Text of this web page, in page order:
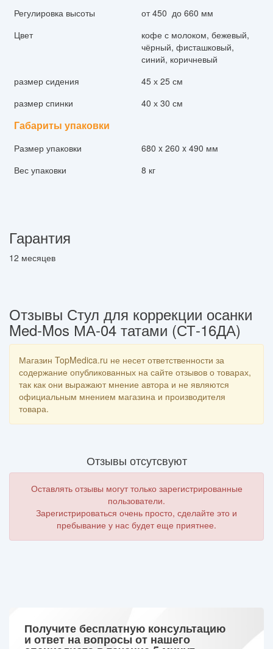
Регулировка высоты
от 450 до 660 мм
Цвет
кофе с молоком, бежевый,
чёрный, фисташковый,
синий, коричневый
размер сидения
45 х 25 см
размер спинки
40 х 30 см
Габариты упаковки
Размер упаковки
680 x 260 x 490 мм
Вес упаковки
8 кг
Гарантия
12 месяцев
Отзывы Стул для коррекции осанки
Med-Mos МА-04 татами (СТ-16ДА)
Магазин TopMedica.ru не несет ответственности за
содержание опубликованных на сайте отзывов о товарах,
так как они выражают мнение автора и не являются
официальным мнением магазина и производителя
товара.
Отзывы отсутсвуют
Оставлять отзывы могут только зарегистрированные
пользователи.
Зарегистрироваться очень просто, сделайте это и
пребывание у нас будет еще приятнее.
Получите бесплатную консультацию
и ответ на вопросы от нашего